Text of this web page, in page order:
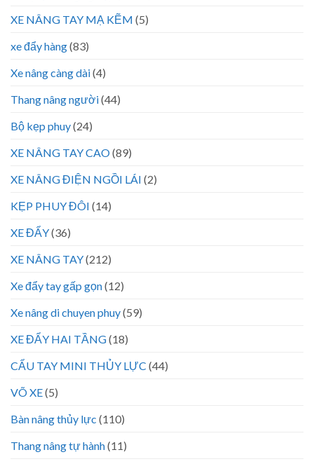
XE NÂNG TAY MẠ KẼM (5)
xe đẩy hàng(83)
Xe nâng càng dài(4)
Thang nâng người(44)
Bộ kẹp phuy(24)
XE NÂNG TAY CAO(89)
XE NÂNG ĐIỆN NGỒI LÁI (2)
KẸP PHUY ĐÔI (14)
XE ĐẨY(36)
XE NÂNG TAY(212)
Xe đẩy tay gấp gọn(12)
Xe nâng di chuyen phuy(59)
XE ĐẨY HAI TẦNG(18)
CẨU TAY MINI THỦY LỰC (44)
VÕ XE(5)
Bàn nâng thủy lực (110)
Thang nâng tự hành(11)